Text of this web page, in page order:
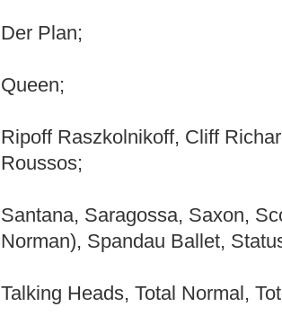
Der Plan;
Queen;
Ripoff Raszkolnikoff, Cliff
Roussos;
Santana, Saragossa, Saxon,
Norman), Spandau Ballet,
Talking Heads, Total Normal,